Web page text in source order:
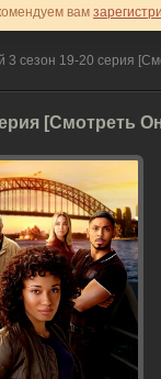
вам
3 сезон 19-20 серия
[Смотреть